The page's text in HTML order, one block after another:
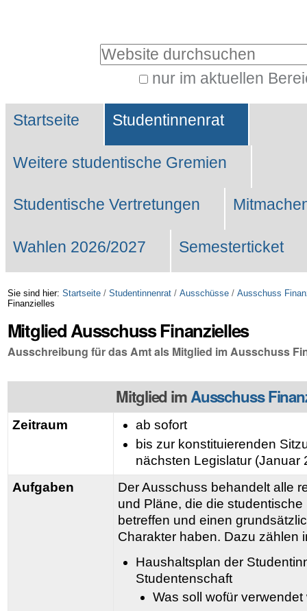
Website durchsuchen
nur im aktuellen
Suche…
Sektionen
Startseite Studentinnenrat
Weitere studentische Gremien
Studentische Vertretungen
Wahlen 2026/2027 Semesterticket
Sie sind hier: Startseite / Studentinnenrat / Ausschüsse / Ausschuss
Finanzielles
Mitglied Ausschuss Finanzielles
Ausschreibung für das Amt als Mitglied im Ausschuss
Mitglied imAusschuss
Zeitraum
ab sofort
bis zur konstituierenden
nächsten Legislatur (Januar
Aufgaben
Der Ausschuss behandelt alle
und Pläne, die die
betreffen und einen
Charakter haben. Dazu zählen
Haushaltsplan der
Studentenschaft
Was soll wofür